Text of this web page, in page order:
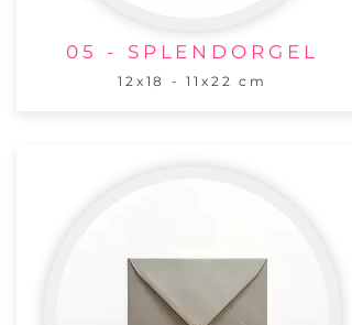
05 - SPLENDORGEL
12x18 - 11x22 cm